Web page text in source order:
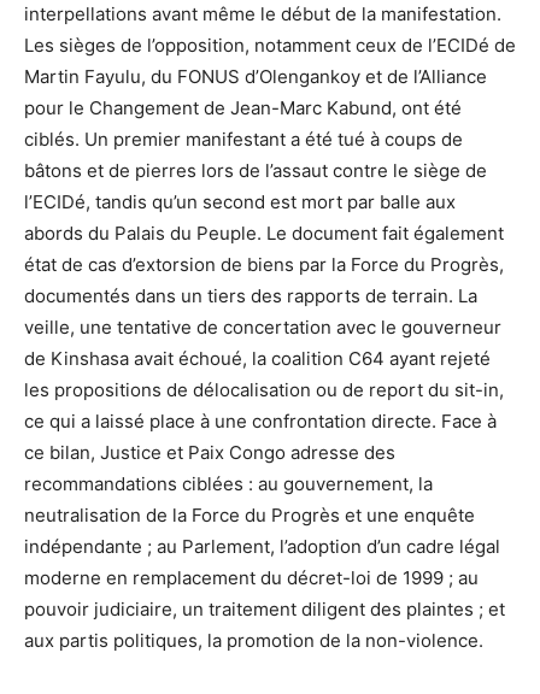
interpellations avant même le début de la manifestation.
Les sièges de l’opposition, notamment ceux de l’ECIDé de
Martin Fayulu, du FONUS d’Olengankoy et de l’Alliance
pour le Changement de Jean-Marc Kabund, ont été
ciblés. Un premier manifestant a été tué à coups de
bâtons et de pierres lors de l’assaut contre le siège de
l’ECIDé, tandis qu’un second est mort par balle aux
abords du Palais du Peuple. Le document fait également
état de cas d’extorsion de biens par la Force du Progrès,
documentés dans un tiers des rapports de terrain. La
veille, une tentative de concertation avec le gouverneur
de Kinshasa avait échoué, la coalition C64 ayant rejeté
les propositions de délocalisation ou de report du sit-in,
ce qui a laissé place à une confrontation directe. Face à
ce bilan, Justice et Paix Congo adresse des
recommandations ciblées : au gouvernement, la
neutralisation de la Force du Progrès et une enquête
indépendante ; au Parlement, l’adoption d’un cadre légal
moderne en remplacement du décret-loi de 1999 ; au
pouvoir judiciaire, un traitement diligent des plaintes ; et
aux partis politiques, la promotion de la non-violence.